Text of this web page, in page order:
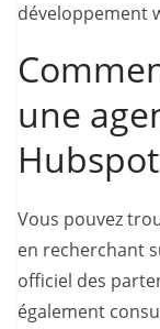
développement
une
Vous pouvez
en recherchant
officiel des
également